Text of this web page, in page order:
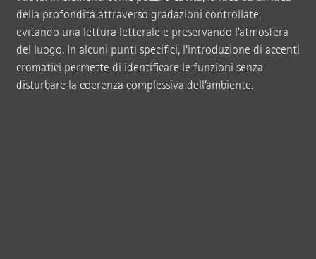
della profondità attraverso gradazioni controllate,
evitando una lettura letterale e preservando l’atmosfera
del luogo. In alcuni punti specifici, l’introduzione di accenti
cromatici permette di identificare le funzioni senza
disturbare la coerenza complessiva dell’ambiente.